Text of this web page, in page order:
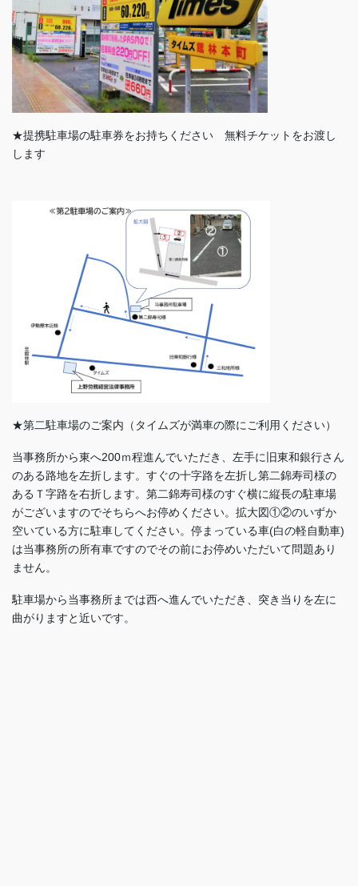
★提携駐車場の駐車券をお持ちください 無料チケットをお渡し
します
★第二駐車場のご案内（タイムズが満車の際にご利用ください）
当事務所から東へ200ｍ程進んでいただき、左手に旧東和銀行さん
のある路地を左折します。すぐの十字路を左折し第二錦寿司様の
あるＴ字路を右折します。第二錦寿司様のすぐ横に縦長の駐車場
がございますのでそちらへお停めください。拡大図①②のいずか
空いている方に駐車してください。停まっている車(白の軽自動車)
は当事務所の所有車ですのでその前にお停めいただいて問題あり
ません。
駐車場から当事務所までは西へ進んでいただき、突き当りを左に
曲がりますと近いです。